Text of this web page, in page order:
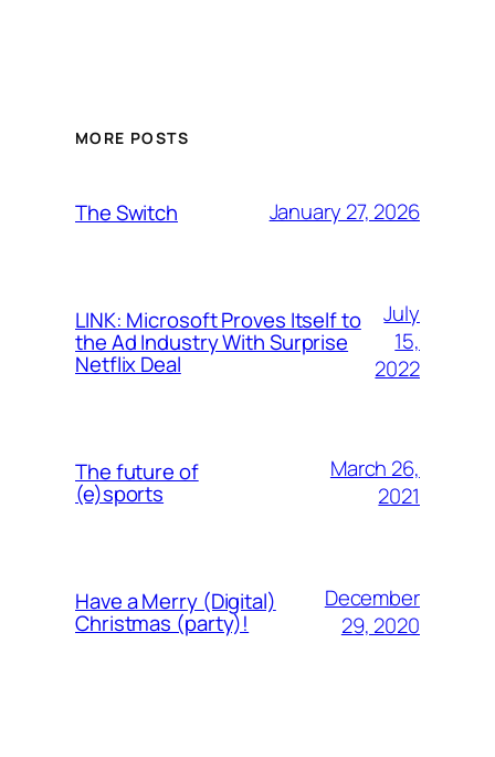
MORE POSTS
The Switch January 27, 2026
LINK: Microsoft Proves Itself to
the Ad Industry With Surprise
Netflix Deal
July
15,
2022
The future of
(e)sports
March 26,
2021
Have a Merry (Digital)
Christmas (party)!
December
29, 2020